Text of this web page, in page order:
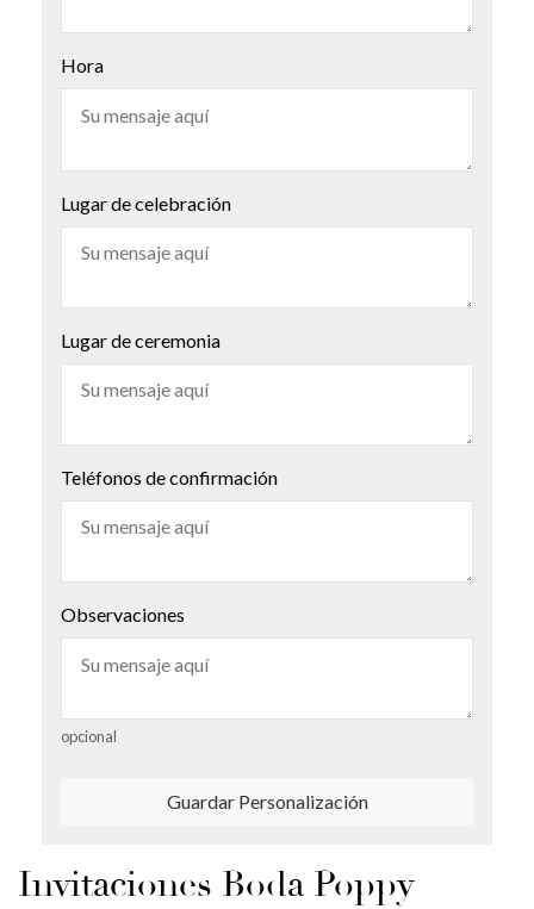
Hora
Lugar de celebración
Lugar de ceremonia
Teléfonos de confirmación
Observaciones
opcional
Guardar Personalización
Invitaciones Boda Poppy